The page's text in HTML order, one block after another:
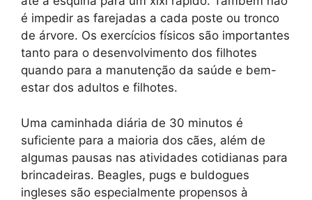
é impedir as farejadas a cada poste ou tronco
de árvore. Os exercícios físicos são importantes
tanto para o desenvolvimento dos filhotes
quando para a manutenção da saúde e bem-
estar dos adultos e filhotes.
Uma caminhada diária de 30 minutos é
suficiente para a maioria dos cães, além de
algumas pausas nas atividades cotidianas para
brincadeiras. Beagles, pugs e buldogues
ingleses são especialmente propensos à